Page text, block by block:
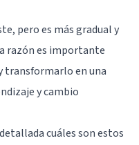
pero es más gradual y
razón es importante
transformarlo en una
y cambio
cuáles son estos